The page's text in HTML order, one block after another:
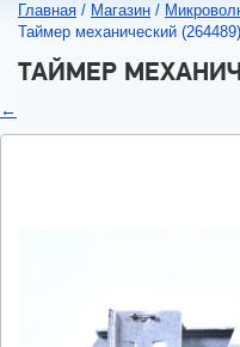
Главная / Магазин /
Таймер механический (264489)
ТАЙМЕР
←